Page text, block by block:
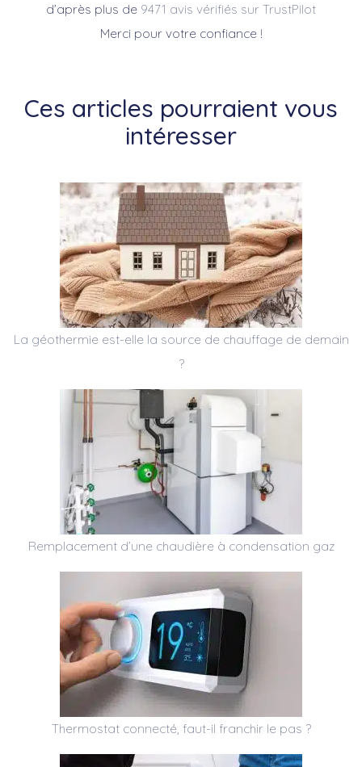
d’après plus de 9471 avis vérifiés sur TrustPilot
Merci pour votre confiance !
Ces articles pourraient vous
intéresser
La géothermie est-elle la source de chauffage de demain
?
Remplacement d’une chaudière à condensation gaz
Thermostat connecté, faut-il franchir le pas ?